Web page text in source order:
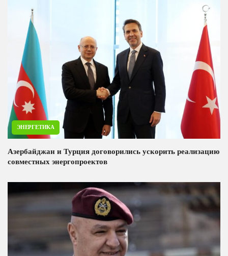
ЭНЕРГЕТИКА
Азербайджан и Турция договорились ускорить реализацию
совместных энергопроектов